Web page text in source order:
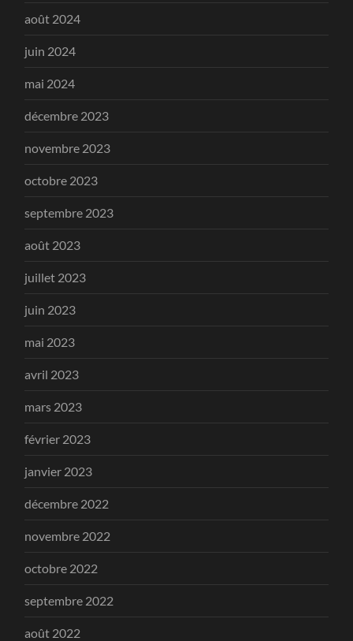
août 2024
juin 2024
mai 2024
décembre 2023
novembre 2023
octobre 2023
septembre 2023
août 2023
juillet 2023
juin 2023
mai 2023
avril 2023
mars 2023
février 2023
janvier 2023
décembre 2022
novembre 2022
octobre 2022
septembre 2022
août 2022